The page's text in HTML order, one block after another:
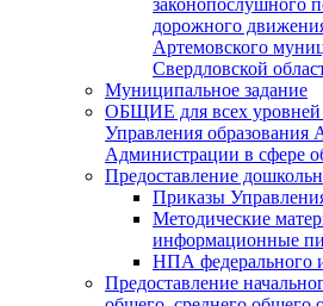
законопослушного
дорожного
Артемовского
Свердловской
Муниципальное задание
ОБЩИЕ для всех уровней
Управления
Администрации в сфере
Предоставление
Приказы
Методические
информационные
НПА федерального
Предоставление